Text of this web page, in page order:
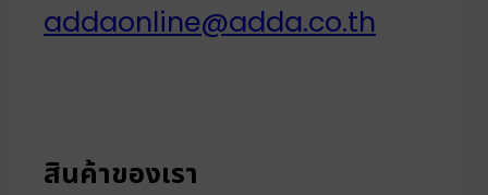
addaonline@adda.co.th
สินค้าของเรา